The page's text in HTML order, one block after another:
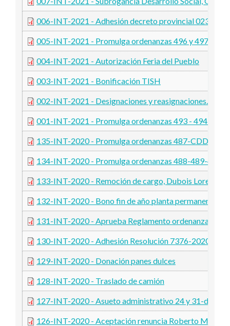
006-INT-2021 - Adhesión decreto provincial 0232-
005-INT-2021 - Promulga ordenanzas 496 y 497-
004-INT-2021 - Autorización Feria del Pueblo
003-INT-2021 - Bonificación TISH
002-INT-2021 - Designaciones y reasignaciones.
001-INT-2021 - Promulga ordenanzas 493 - 494 y
135-INT-2020 - Promulga ordenanzas 487-CDDH-
134-INT-2020 - Promulga ordenanzas 488-489-491-
133-INT-2020 - Remoción de cargo, Dubois Lorena
132-INT-2020 - Bono fin de año planta permanente
131-INT-2020 - Aprueba Reglamento ordenanzas
130-INT-2020 - Adhesión Resolución 7376-2020-MS
129-INT-2020 - Donación panes dulces
128-INT-2020 - Traslado de camión
127-INT-2020 - Asueto administrativo 24 y 31-dic.
126-INT-2020 - Aceptación renuncia Roberto Mina